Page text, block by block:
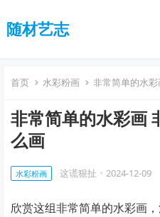
随材艺志
首页 水彩粉画 非常简单的水
非常简单的水彩画
么画
水彩粉画 这谎狠扯 · 2024-12-09
欣赏这组非常简单的水彩画